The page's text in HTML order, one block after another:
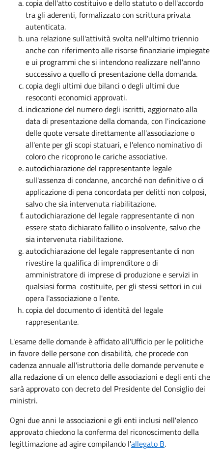
copia dell'atto costituivo e dello statuto o dell'accordo
tra gli aderenti, formalizzato con scrittura privata
autenticata.
una relazione sull'attività svolta nell'ultimo triennio
anche con riferimento alle risorse finanziarie impiegate
e ui programmi che si intendono realizzare nell'anno
successivo a quello di presentazione della domanda.
copia degli ultimi due bilanci o degli ultimi due
resoconti economici approvati.
indicazione del numero degli iscritti, aggiornato alla
data di presentazione della domanda, con l'indicazione
delle quote versate direttamente all'associazione o
all'ente per gli scopi statuari, e l'elenco nominativo di
coloro che ricoprono le cariche associative.
autodichiarazione del rappresentante legale
sull'assenza di condanne, ancorché non definitive o di
applicazione di pena concordata per delitti non colposi,
salvo che sia intervenuta riabilitazione.
autodichiarazione del legale rappresentante di non
essere stato dichiarato fallito o insolvente, salvo che
sia intervenuta riabilitazione.
autodichiarazione del legale rappresentante di non
rivestire la qualifica di imprenditore o di
amministratore di imprese di produzione e servizi in
qualsiasi forma costituite, per gli stessi settori in cui
opera l'associazione o l'ente.
copia del documento di identità del legale
rappresentante.
L'esame delle domande è affidato all'Ufficio per le politiche
in favore delle persone con disabilità, che procede con
cadenza annuale all'istruttoria delle domande pervenute e
alla redazione di un elenco delle associazioni e degli enti che
sarà approvato con decreto del Presidente del Consiglio dei
ministri.
Ogni due anni le associazioni e gli enti inclusi nell'elenco
approvato chiedono la conferma del riconoscimento della
legittimazione ad agire compilando l'allegato B.